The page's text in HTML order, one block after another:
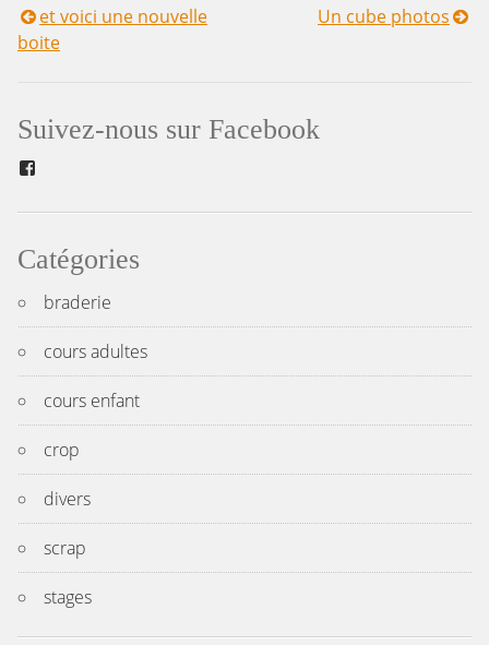
Navigation
l’article
et voici une nouvelle
boite
Un cube photos
Suivez-nous sur Facebook
Catégories
braderie
cours adultes
cours enfant
crop
divers
scrap
stages